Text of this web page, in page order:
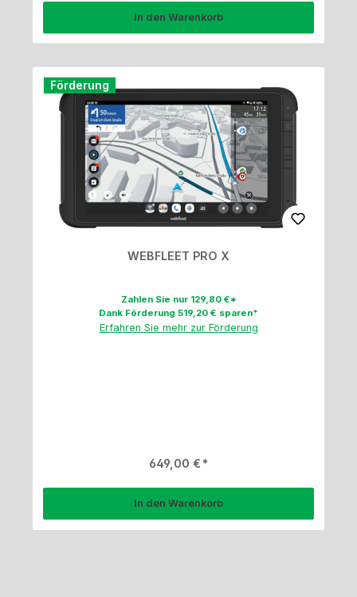
In den Warenkorb
Förderung
WEBFLEET PRO X
Zahlen Sie nur 129,80 €*
Dank Förderung 519,20 € sparen*
Erfahren Sie mehr zur Förderung
Regulärer Preis:
649,00 €
In den Warenkorb